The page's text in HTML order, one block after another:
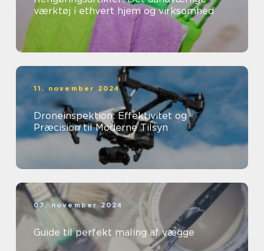
værktøj i ethvert hjem og virksomhed
11. november 2024
Droneinspektion: Effektivitet og
Præcision til Moderne Tilsyn
07. november 2024
Guide til perfekt maling af vægge